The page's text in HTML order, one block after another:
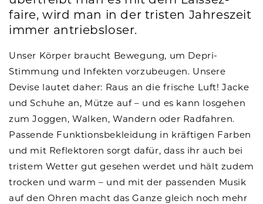
faire, wird man in der tristen Jahreszeit
immer antriebsloser.
Unser Körper braucht Bewegung, um Depri-
Stimmung und Infekten vorzubeugen. Unsere
Devise lautet daher: Raus an die frische Luft! Jacke
und Schuhe an, Mütze auf – und es kann losgehen
zum Joggen, Walken, Wandern oder Radfahren.
Passende Funktionsbekleidung in kräftigen Farben
und mit Reflektoren sorgt dafür, dass ihr auch bei
tristem Wetter gut gesehen werdet und hält zudem
trocken und warm – und mit der passenden Musik
auf den Ohren macht das Ganze gleich noch mehr